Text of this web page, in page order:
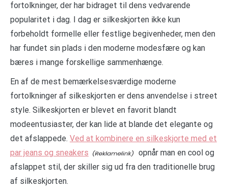
fortolkninger, der har bidraget til dens vedvarende
popularitet i dag. I dag er silkeskjorten ikke kun
forbeholdt formelle eller festlige begivenheder, men den
har fundet sin plads i den moderne modesfære og kan
bæres i mange forskellige sammenhænge.
En af de mest bemærkelsesværdige moderne
fortolkninger af silkeskjorten er dens anvendelse i street
style. Silkeskjorten er blevet en favorit blandt
modeentusiaster, der kan lide at blande det elegante og
det afslappede. Ved at kombinere en silkeskjorte med et
par jeans og sneakers
opnår man en cool og
afslappet stil, der skiller sig ud fra den traditionelle brug
af silkeskjorten.